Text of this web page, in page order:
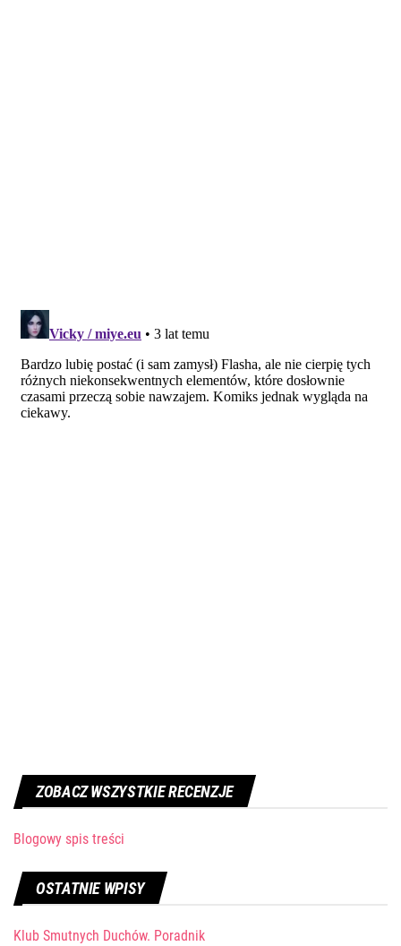
ZOBACZ WSZYSTKIE RECENZJE
Blogowy spis treści
OSTATNIE WPISY
Klub Smutnych Duchów. Poradnik